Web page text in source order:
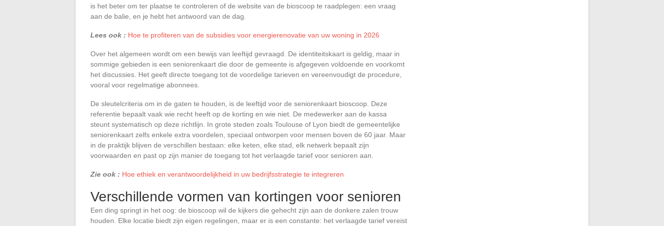
is het beter om ter plaatse te controleren of de website van de bioscoop te raadplegen: een vraag
aan de balie, en je hebt het antwoord van de dag.
Lees ook : Hoe te profiteren van de subsidies voor energierenovatie van uw woning in 2026
Over het algemeen wordt om een bewijs van leeftijd gevraagd. De identiteitskaart is geldig, maar in
sommige gebieden is een seniorenkaart die door de gemeente is afgegeven voldoende en voorkomt
het discussies. Het geeft directe toegang tot de voordelige tarieven en vereenvoudigt de procedure,
vooral voor regelmatige abonnees.
De sleutelcriteria om in de gaten te houden, is de leeftijd voor de seniorenkaart bioscoop. Deze
referentie bepaalt vaak wie recht heeft op de korting en wie niet. De medewerker aan de kassa
steunt systematisch op deze richtlijn. In grote steden zoals Toulouse of Lyon biedt de gemeentelijke
seniorenkaart zelfs enkele extra voordelen, speciaal ontworpen voor mensen boven de 60 jaar. Maar
in de praktijk blijven de verschillen bestaan: elke keten, elke stad, elk netwerk bepaalt zijn
voorwaarden en past op zijn manier de toegang tot het verlaagde tarief voor senioren aan.
Zie ook : Hoe ethiek en verantwoordelijkheid in uw bedrijfsstrategie te integreren
Verschillende vormen van kortingen voor senioren
Een ding springt in het oog: de bioscoop wil de kijkers die gehecht zijn aan de donkere zalen trouw
houden. Elke locatie biedt zijn eigen regelingen, maar er is een constante: het verlaagde tarief vereist